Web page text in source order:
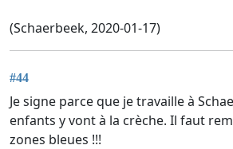
(Schaerbeek, 2020-01-17)
#44
Je signe parce que je travaille à
enfants y vont à la crèche. Il faut
zones bleues !!!